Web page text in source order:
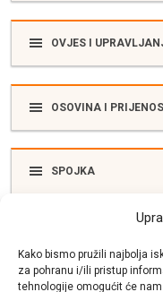
Kako bismo pružili najbolja
za pohranu i/ili pristup
tehnologije omogućit će
OVJES I
OSOVINA I PRIJENOS
SPOJKA